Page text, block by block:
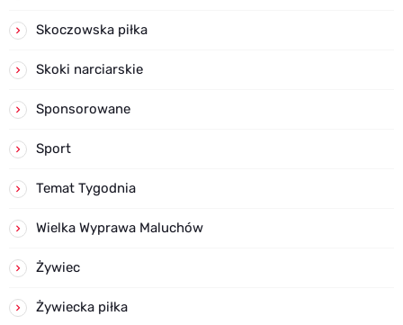
Skoczowska piłka
Skoki narciarskie
Sponsorowane
Sport
Temat Tygodnia
Wielka Wyprawa Maluchów
Żywiec
Żywiecka piłka